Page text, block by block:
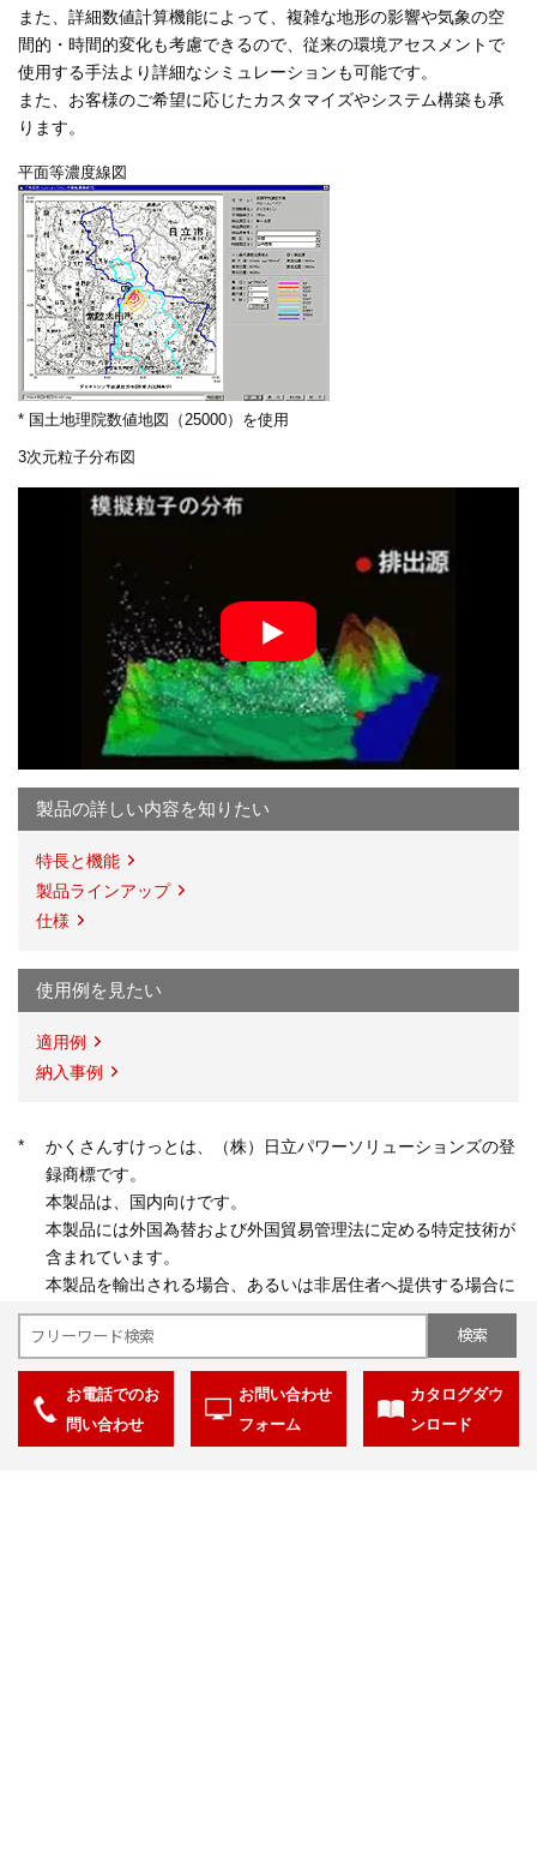
また、詳細数値計算機能によって、複雑な地形の影響や気象の空
間的・時間的変化も考慮できるので、従来の環境アセスメントで
使用する手法より詳細なシミュレーションも可能です。
また、お客様のご希望に応じたカスタマイズやシステム構築も承
ります。
平面等濃度線図
* 国土地理院数値地図（25000）を使用
3次元粒子分布図
製品の詳しい内容を知りたい
特長と機能
製品ラインアップ
仕様
使用例を見たい
適用例
納入事例
*
かくさんすけっとは、（株）日立パワーソリューションズの登
録商標です。
本製品は、国内向けです。
本製品には外国為替および外国貿易管理法に定める特定技術が
含まれています。
本製品を輸出される場合、あるいは非居住者へ提供する場合に
は外国為替および外国貿易法や外国の輸入関連法規などの規制
をご確認のうえ、必要な手続きをお取りください。
関連製品・サービス・ソリューション
水害対策ソリューション「DioVISTA」
お電話でのお
問い合わせ
お問い合わせ
フォーム
カタログダウ
ンロード